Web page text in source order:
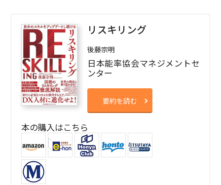
リスキリング
後藤宗明
日本能率協会マネジメントセ
ンター
要約を読む
本の購入はこちら